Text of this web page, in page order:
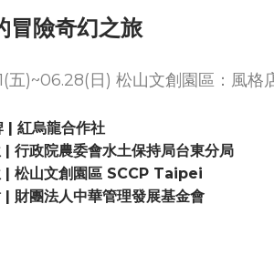
冒險奇幻之旅
五)~06.28(日) 松山文創園區：風格
烏龍合作社
行政院農委會水土保持局台東分局
松山文創園區 SCCP Taipei
財團法人中華管理發展基金會